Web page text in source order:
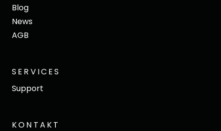
Blog
News
AGB
SERVICES
Support
KONTAKT